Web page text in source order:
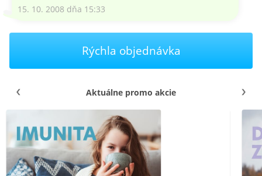
15. 10. 2008 dňa 15:33
Rýchla objednávka
Aktuálne promo akcie